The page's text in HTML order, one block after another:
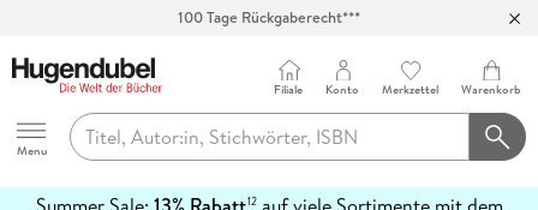
100 Tage Rückgaberecht***
Hugendubel
Menu
Filiale Konto Merkzettel Warenkorb
12